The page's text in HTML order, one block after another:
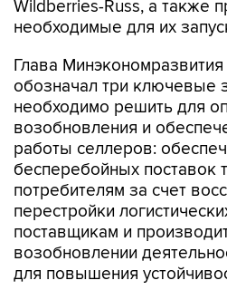
Глава
необходимо решить для
возобновления и
работы селлеров:
бесперебойных поставок
потребителям за счет
перестройки
поставщикам и
возобновлении
для повышения
увеличения товарных
и оперативности доставки.